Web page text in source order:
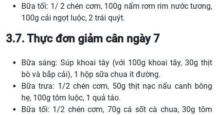
Bữa tối: 1/ 2 chén cơm, 100g nấm rơm rim nước tương,
100g cải ngọt luộc, 2 trái quýt.
3.7. Thực đơn giảm cân ngày 7
Bữa sáng: Súp khoai tây (với 100g khoai tây, 30g thịt
bò và bắp cải), 1 hộp sữa chua ít đường.
Bữa trưa: 1/2 chén cơm, 50g thịt nạc nấu canh bông
hẹ, 100g tôm luộc, 1 quả táo.
Bữa tối: 1/2 chén cơm, 70g cá sốt cà chua, 30g tôm